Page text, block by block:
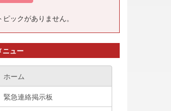
ピックがありません。
ニュー
ホーム
緊急連絡掲示板